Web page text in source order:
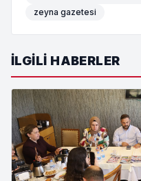
zeyna gazetesi
İLGILI HABERLER